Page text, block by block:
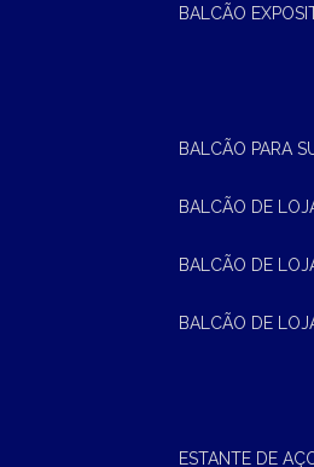
BALCÃO
BALCÃO PARA
BALCÃO DE
BALCÃO DE
BALCÃO DE
ESTANTE DE